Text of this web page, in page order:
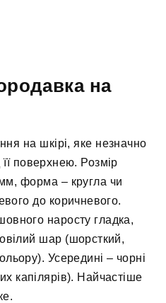
на
на шкірі, яке незначно
поверхнею. Розмір
форма – кругла чи
до коричневого.
наросту гладка,
шар (шорсткий,
Усередині – чорні
капілярів). Найчастіше